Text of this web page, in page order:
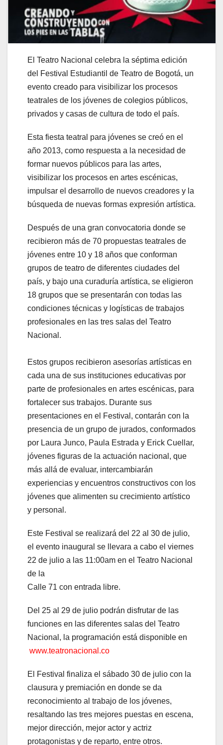
El Teatro Nacional celebra la séptima edición
del Festival Estudiantil de Teatro de Bogotá, un
evento creado para visibilizar los procesos
teatrales de los jóvenes de colegios públicos,
privados y casas de cultura de todo el país.
Esta fiesta teatral para jóvenes se creó en el
año 2013, como respuesta a la necesidad de
formar nuevos públicos para las artes,
visibilizar los procesos en artes escénicas,
impulsar el desarrollo de nuevos creadores y la
búsqueda de nuevas formas expresión artística.
Después de una gran convocatoria donde se
recibieron más de 70 propuestas teatrales de
jóvenes entre 10 y 18 años que conforman
grupos de teatro de diferentes ciudades del
país, y bajo una curaduría artística, se eligieron
18 grupos que se presentarán con todas las
condiciones técnicas y logísticas de trabajos
profesionales en las tres salas del Teatro
Nacional.
Estos grupos recibieron asesorías artísticas en
cada una de sus instituciones educativas por
parte de profesionales en artes escénicas, para
fortalecer sus trabajos. Durante sus
presentaciones en el Festival, contarán con la
presencia de un grupo de jurados, conformados
por Laura Junco, Paula Estrada y Erick Cuellar,
jóvenes figuras de la actuación nacional, que
más allá de evaluar, intercambiarán
experiencias y encuentros constructivos con los
jóvenes que alimenten su crecimiento artístico
y personal.
Este Festival se realizará del 22 al 30 de julio,
el evento inaugural se llevara a cabo el viernes
22 de julio a las 11:00am en el Teatro Nacional
de la
Calle 71 con entrada libre.
Del 25 al 29 de julio podrán disfrutar de las
funciones en las diferentes salas del Teatro
Nacional, la programación está disponible en
www.teatronacional.co
El Festival finaliza el sábado 30 de julio con la
clausura y premiación en donde se da
reconocimiento al trabajo de los jóvenes,
resaltando las tres mejores puestas en escena,
mejor dirección, mejor actor y actriz
protagonistas y de reparto, entre otros.